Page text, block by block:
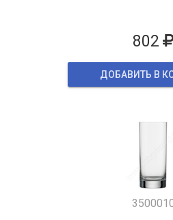
802
ДОБАВИТЬ В